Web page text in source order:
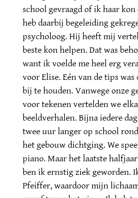
school gevraagd of ik haar
heb daarbij begeleiding
psycholoog. Hij heeft mij
beste kon helpen. Dat was
want ik voelde me heel erg
voor Elise. Eén van de tips was
bij te houden. Vanwege onze
voor tekenen vertelden we
beeldverhalen. Bijna iedere
twee uur langer op school
het gebouw dichtging. We
piano. Maar het laatste
ben ik ernstig ziek geworden.
Pfeiffer, waardoor mijn